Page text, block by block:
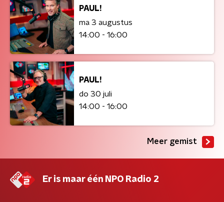
PAUL!
ma 3 augustus
14:00 - 16:00
PAUL!
do 30 juli
14:00 - 16:00
Meer gemist
Er is maar één NPO Radio 2